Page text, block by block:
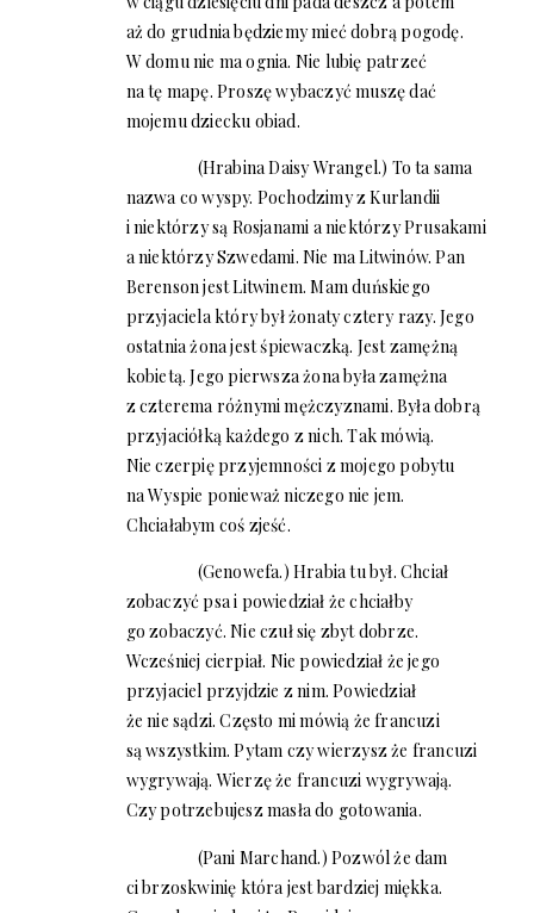
aż do grudnia będziemy mieć dobrą pogodę.
W domu nie ma ognia. Nie lubię patrzeć
na tę mapę. Proszę wybaczyć muszę dać
mojemu dziecku obiad.
(Hrabina Daisy Wrangel.) To ta sama
nazwa co wyspy. Pochodzimy z Kurlandii
i niektórzy są Rosjanami a niektórzy Prusakami
a niektórzy Szwedami. Nie ma Litwinów. Pan
Berenson jest Litwinem. Mam duńskiego
przyjaciela który był żonaty cztery razy. Jego
ostatnia żona jest śpiewaczką. Jest zamężną
kobietą. Jego pierwsza żona była zamężna
z czterema różnymi mężczyznami. Była dobrą
przyjaciółką każdego z nich. Tak mówią.
Nie czerpię przyjemności z mojego pobytu
na Wyspie ponieważ niczego nie jem.
Chciałabym coś zjeść.
(Genowefa.) Hrabia tu był. Chciał
zobaczyć psa i powiedział że chciałby
go zobaczyć. Nie czuł się zbyt dobrze.
Wcześniej cierpiał. Nie powiedział że jego
przyjaciel przyjdzie z nim. Powiedział
że nie sądzi. Często mi mówią że francuzi
są wszystkim. Pytam czy wierzysz że francuzi
wygrywają. Wierzę że francuzi wygrywają.
Czy potrzebujesz masła do gotowania.
(Pani Marchand.) Pozwól że dam
ci brzoskwinię która jest bardziej miękka.